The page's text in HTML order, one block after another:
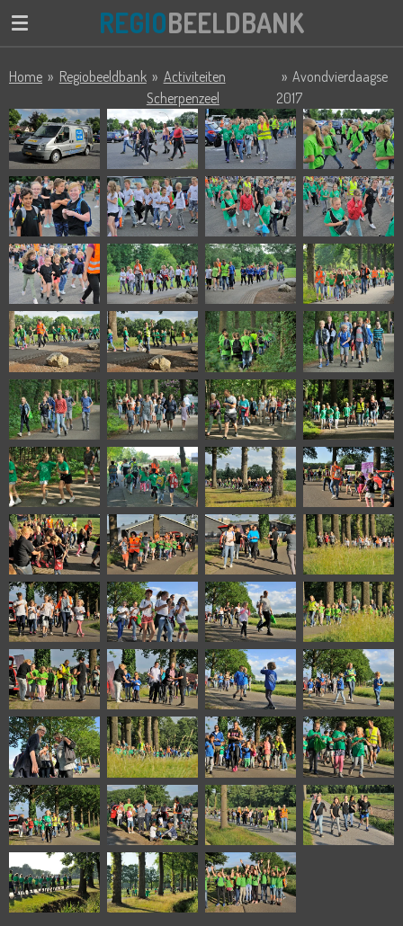
Ga
de
REGIOBEELDBANK
Home » Regiobeeldbank » Activiteiten
Scherpenzeel
» Avondvierdaagse
2017